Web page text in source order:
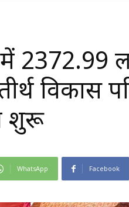
में 2372.99
विकास
शुरू
WhatsApp Facebook